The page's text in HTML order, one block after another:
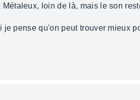
loin de là, mais le son
pense qu'on peut trouver mieux